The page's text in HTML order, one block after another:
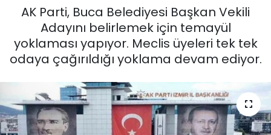
AK Parti, Buca Belediyesi Başkan Vekili
Adayını belirlemek için temayül
yoklaması yapıyor. Meclis üyeleri tek tek
odaya çağırıldığı yoklama devam ediyor.
English News
GÜNCEL
KÜLTÜR SANAT
MAGAZİN
Haber Arşivi